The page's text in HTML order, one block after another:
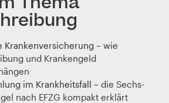
Krankenversicherung – wie
und Krankengeld
im Krankheitsfall – die Sechs-
nach EFZG kompakt erklärt